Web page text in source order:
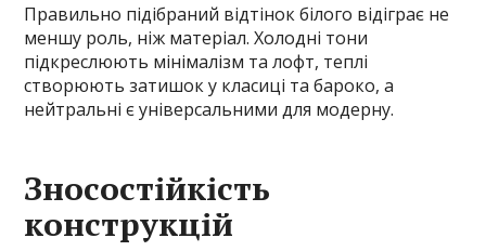
Правильно підібраний відтінок білого відіграє не
меншу роль, ніж матеріал. Холодні тони
підкреслюють мінімалізм та лофт, теплі
створюють затишок у класиці та бароко, а
нейтральні є універсальними для модерну.
Зносостійкість
конструкцій